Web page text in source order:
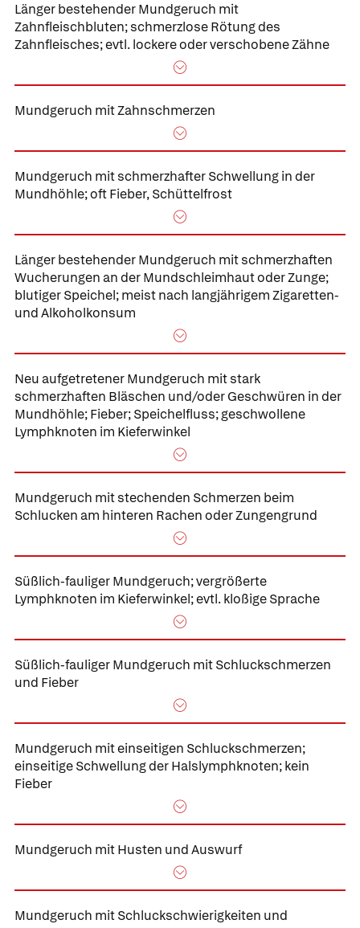
Länger bestehenderMundgeruch mit
Zahnfleischbluten;schmerzlose Rötung des
Zahnfleisches; evtl. lockere oder verschobene Zähne
Mundgeruch mit Zahnschmerzen
Mundgeruch mit schmerzhafter Schwellung in der
Mundhöhle;oft Fieber, Schüttelfrost
Länger bestehenderMundgeruch mit schmerzhaften
Wucherungen an der Mundschleimhaut oder Zunge;
blutiger Speichel; meist nach langjährigem Zigaretten-
und Alkoholkonsum
Neu aufgetretenerMundgeruch mit stark
schmerzhaften Bläschen und/oder Geschwüren in der
Mundhöhle;Fieber; Speichelfluss; geschwollene
Lymphknoten im Kieferwinkel
Mundgeruch mit stechenden Schmerzen beim
Schlucken am hinteren Rachen oder Zungengrund
Süßlich-fauliger Mundgeruch;vergrößerte
Lymphknoten im Kieferwinkel; evtl. kloßige Sprache
Süßlich-fauliger Mundgeruch mit Schluckschmerzen
und Fieber
Mundgeruch mit einseitigen Schluckschmerzen;
einseitige Schwellung der Halslymphknoten; kein
Fieber
Mundgeruch mit Husten und Auswurf
Mundgeruch mit Schluckschwierigkeiten und